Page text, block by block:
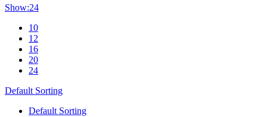
Show:24
10
12
16
20
24
Default Sorting
Default Sorting